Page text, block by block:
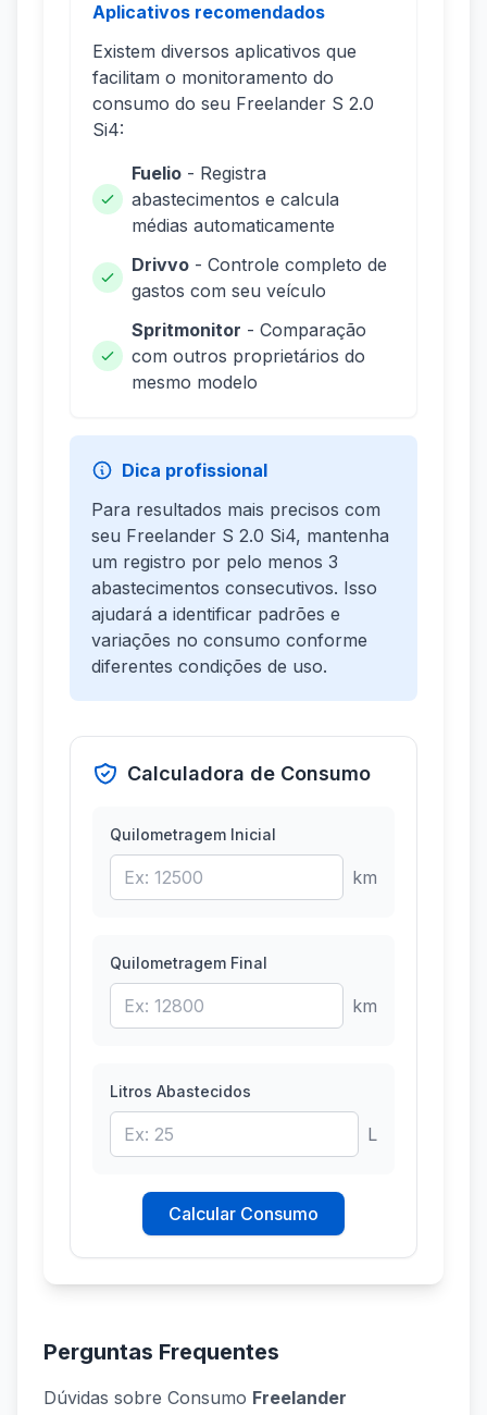
Aplicativos recomendados
Existem diversos aplicativos que
facilitam o monitoramento do
consumo do seu Freelander S 2.0
Si4:
Fuelio - Registra
abastecimentos e calcula
médias automaticamente
Drivvo - Controle completo de
gastos com seu veículo
Spritmonitor - Comparação
com outros proprietários do
mesmo modelo
Dica profissional
Para resultados mais precisos com
seu Freelander S 2.0 Si4, mantenha
um registro por pelo menos 3
abastecimentos consecutivos. Isso
ajudará a identificar padrões e
variações no consumo conforme
diferentes condições de uso.
Calculadora de Consumo
Quilometragem Inicial
km
Quilometragem Final
km
Litros Abastecidos
L
Calcular Consumo
Perguntas Frequentes
Dúvidas sobre Consumo Freelander